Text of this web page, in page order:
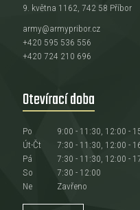
9. května 1162, 742 58 Příbor
army@armypribor.cz
+420 595 536 556
+420 724 210 696
Otevírací doba
Po
9:00 - 11:30, 12:00 -
Út-Čt
7:30 - 11:30, 12:00 -
Pá
7:30 - 11:30, 12:00 -
So
7:30 - 12:00
Ne
Zavřeno